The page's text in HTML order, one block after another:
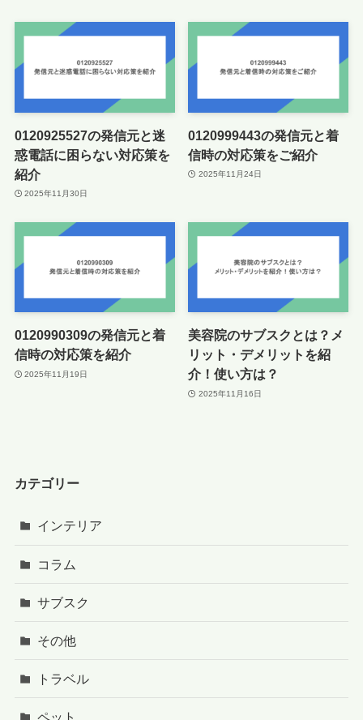
0120925527の発信元と迷
惑電話に困らない対応策を
紹介
2025年11月30日
0120999443の発信元と着
信時の対応策をご紹介
2025年11月24日
0120990309の発信元と着
信時の対応策を紹介
2025年11月19日
美容院のサブスクとは？メ
リット・デメリットを紹
介！使い方は？
2025年11月16日
カテゴリー
インテリア
コラム
サブスク
その他
トラベル